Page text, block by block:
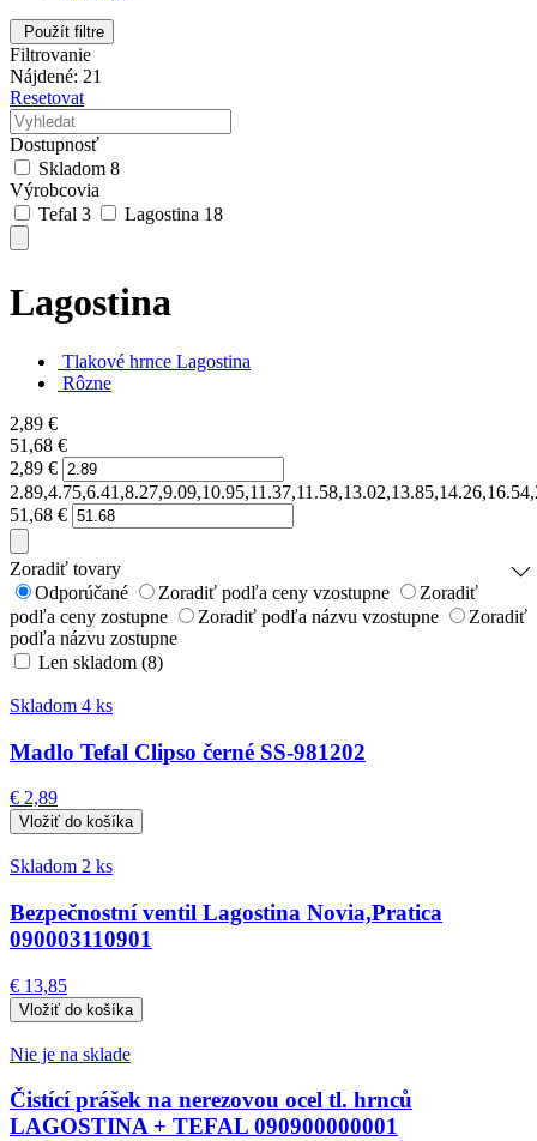
Použít filtre
Filtrovanie
Nájdené: 21
Resetovat
Dostupnosť
Skladom 8
Výrobcovia
Tefal 3 Lagostina 18
Lagostina
Tlakové hrnce Lagostina
Rôzne
2,89 €
51,68 €
2,89 €
51,68 €
Zoradiť tovary
Odporúčané
Zoradiť podľa ceny vzostupne
Zoradiť
podľa ceny zostupne
Zoradiť podľa názvu vzostupne
Zoradiť
podľa názvu zostupne
Len skladom (8)
Skladom 4 ks
Madlo Tefal Clipso černé SS-981202
€ 2,89
Skladom 2 ks
Bezpečnostní ventil Lagostina Novia,Pratica
090003110901
€ 13,85
Nie je na sklade
Čistící prášek na nerezovou ocel tl. hrnců
LAGOSTINA + TEFAL 090900000001